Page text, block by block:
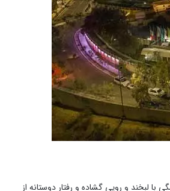
لبخند و رویی گشاده و رفتار دوستانه از